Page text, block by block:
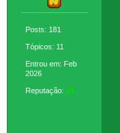
Posts: 181
Tópicos: 11
Entrou em: Feb
2026
Reputação: 24